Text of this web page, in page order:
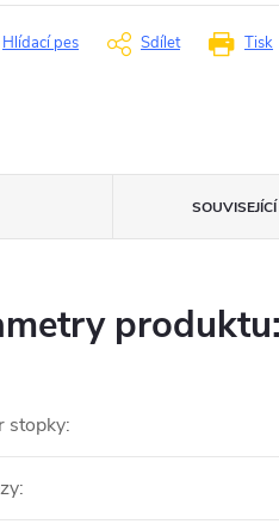
Tisk
Hlídací pes Sdílet
produktu:
stopky:
: